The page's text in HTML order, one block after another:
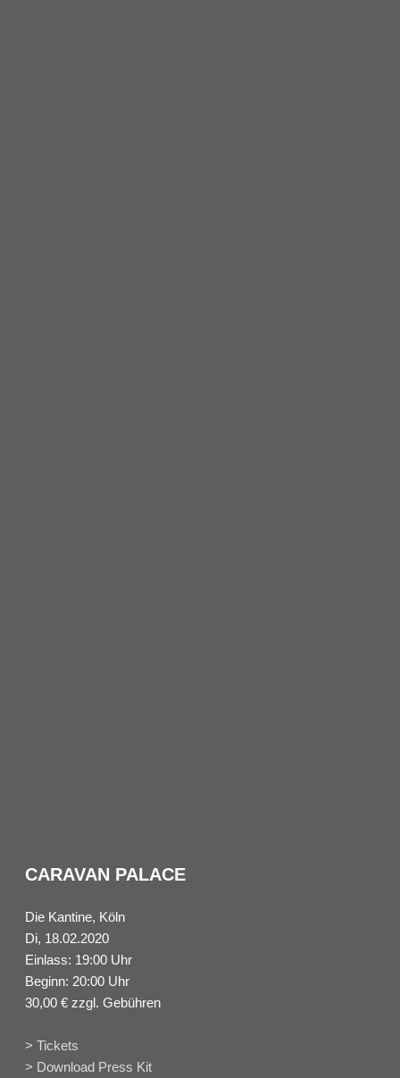
CARAVAN PALACE
Die Kantine, Köln
Di, 18.02.2020
Einlass: 19:00 Uhr
Beginn: 20:00 Uhr
30,00 € zzgl. Gebühren
> Tickets
> Download Press Kit